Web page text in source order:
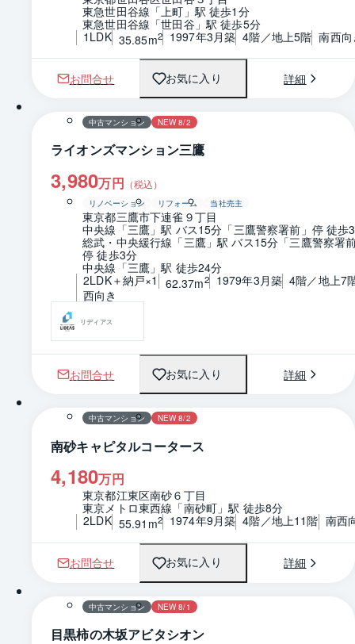
東急世田谷線「上町」駅 徒歩1分
東急世田谷線「世田谷」駅 徒歩5分
1LDK 35.85m2 1997年3月築 4階／地上5階 南西
お問合せ お気に入り 詳細
1 / 0 間取り
中古マンション NEW 8/2
ライオンズマンション三鷹
3,980万円 （税込）
リノベーション リフォーム 当社売主
東京都三鷹市下連雀９丁目
中央線「三鷹」駅 バス15分「三鷹警察署前」停 徒歩
総武・中央緩行線「三鷹」駅 バス15分「三鷹警察署
停 徒歩3分
中央線「三鷹」駅 徒歩24分
2LDK＋納戸×1
62.37m2 1979年3月築 4階／地上7
西向き
リディアス
お問合せ お気に入り 詳細
1 / 0 間取り
中古マンション NEW 8/2
南砂キャピタルコータース
4,180万円
東京都江東区南砂６丁目
東京メトロ東西線「南砂町」駅 徒歩8分
2LDK 55.91m2 1974年9月築 4階／地上11階 南西
お問合せ お気に入り 詳細
1 / 0 間取り
中古マンション NEW 8/1
目黒柿の木坂アビタシオン